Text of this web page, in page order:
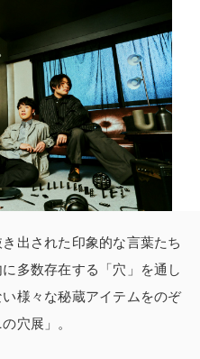
出された印象的な言葉たち
多数存在する「穴」を通し
様々な秘蔵アイテムをのぞ
穴展」。